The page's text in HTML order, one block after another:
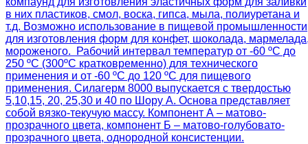
в них пластиков, смол, воска, гипса, мыла, полиуретана и
т.д. Возможно использование в пищевой промышленности
для изготовления форм для конфет, шоколада,
мороженого. Рабочий интервал температур от -60 ºС до
250 ºС (300ºС кратковременно) для технического
применения и от -60 ºС до 120 ºС для пищевого
применения. Силагерм 8000 выпускается с твердостью
5,10,15, 20, 25,30 и 40 по Шору А. Основа представляет
собой вязко-текучую массу. Компонент А – матово-
прозрачного цвета, компонент Б – матово-голубовато-
прозрачного цвета, однородной консистенции.